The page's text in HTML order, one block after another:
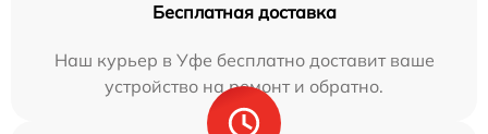
Бесплатная доставка
Наш курьер в Уфе бесплатно доставит ваше
устройство на ремонт и обратно.